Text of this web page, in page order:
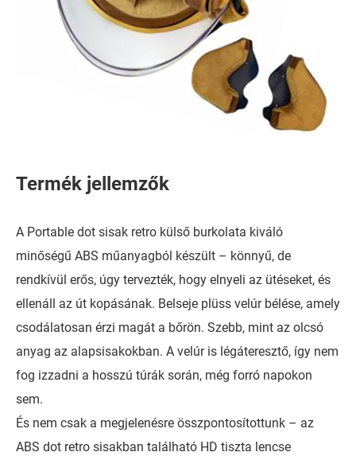
Termék jellemzők
A Portable dot sisak retro külső burkolata kiváló
minőségű ABS műanyagból készült – könnyű, de
rendkívül erős, úgy tervezték, hogy elnyeli az ütéseket, és
ellenáll az út kopásának. Belseje plüss velúr bélése, amely
csodálatosan érzi magát a bőrön. Szebb, mint az olcsó
anyag az alapsisakokban. A velúr is légáteresztő, így nem
fog izzadni a hosszú túrák során, még forró napokon
sem.
És nem csak a megjelenésre összpontosítottunk – az
ABS dot retro sisakban található HD tiszta lencse